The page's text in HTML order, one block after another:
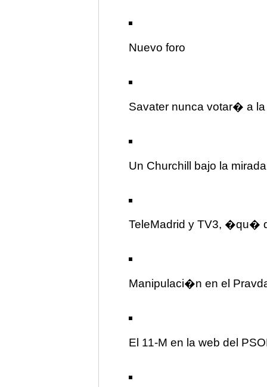
Nuevo foro
Savater nunca votar� a
Un Churchill bajo la
TeleMadrid y TV3, �qu�
Manipulaci�n en el
El 11-M en la web del